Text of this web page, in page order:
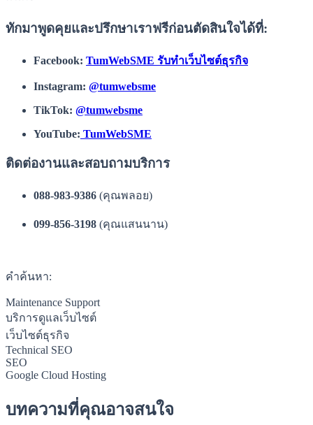
ทักมาพูดคุยและปรึกษาเราฟรีก่อนตัดสินใจได้ที่:
Facebook: TumWebSME รับทำเว็บไซต์ธุรกิจ
Instagram: @tumwebsme
TikTok: @tumwebsme
YouTube: TumWebSME
ติดต่องานและสอบถามบริการ
088-983-9386 (คุณพลอย)
099-856-3198 (คุณแสนนาน)
คำค้นหา:
Maintenance Support
บริการดูแลเว็บไซต์
เว็บไซต์ธุรกิจ
Technical SEO
SEO
Google Cloud Hosting
บทความที่คุณอาจสนใจ